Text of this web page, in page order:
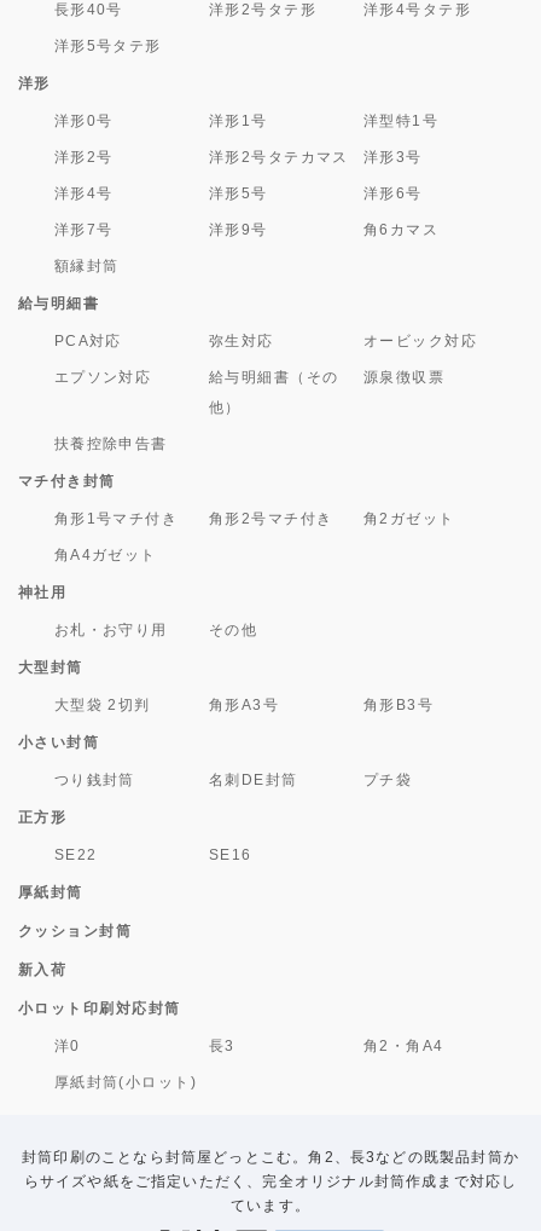
長形40号 洋形2号タテ形 洋形4号タテ形
洋形5号タテ形
洋形
洋形0号 洋形1号 洋型特1号
洋形2号 洋形2号タテカマス 洋形3号
洋形4号 洋形5号 洋形6号
洋形7号 洋形9号 角6カマス
額縁封筒
給与明細書
PCA対応 弥生対応 オービック対応
エプソン対応
給与明細書（その
他）
源泉徴収票
扶養控除申告書
マチ付き封筒
角形1号マチ付き 角形2号マチ付き 角2ガゼット
角A4ガゼット
神社用
お札・お守り用 その他
大型封筒
大型袋 2切判 角形A3号 角形B3号
小さい封筒
つり銭封筒 名刺DE封筒 プチ袋
正方形
SE22 SE16
厚紙封筒
クッション封筒
新入荷
小ロット印刷対応封筒
洋0 長3 角2・角A4
厚紙封筒(小ロット)
封筒印刷のことなら封筒屋どっとこむ。角2、長3などの既製品封筒か
らサイズや紙をご指定いただく、完全オリジナル封筒作成まで対応し
ています。